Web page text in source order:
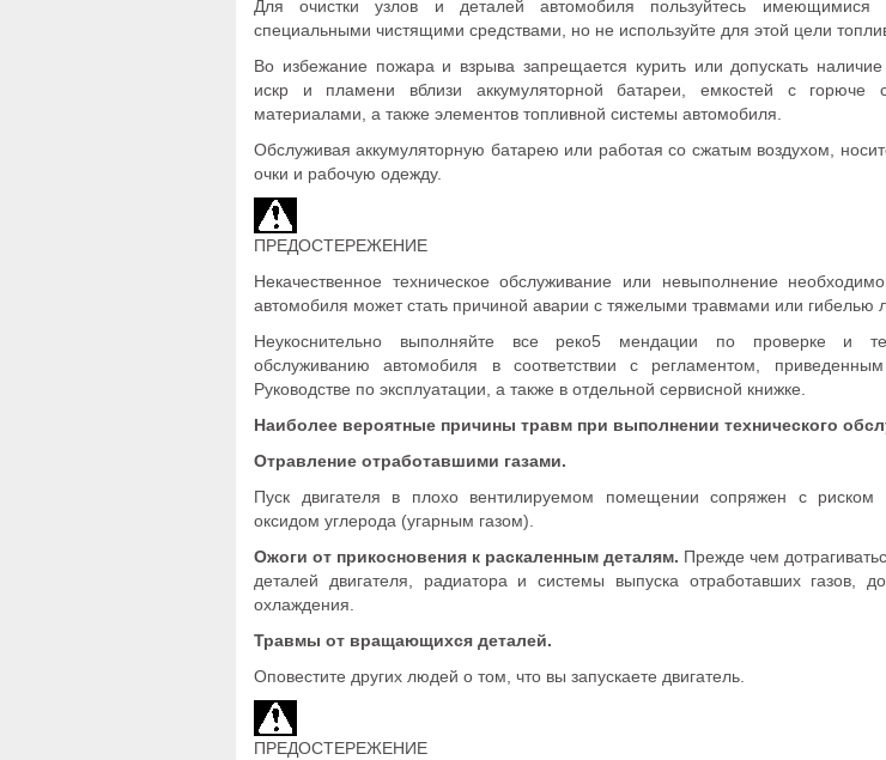
Для очистки узлов и деталей автомобиля пользуйтесь имеющимися
специальными чистящими средствами, но не используйте для этой цели
Во избежание пожара и взрыва запрещается курить или допускать наличие
искр и пламени вблизи аккумуляторной батареи, емкостей с горюче
материалами, а также элементов топливной системы автомобиля.
Обслуживая аккумуляторную батарею или работая со сжатым воздухом,
очки и рабочую одежду.
ПРЕДОСТЕРЕЖЕНИЕ
Некачественное техническое обслуживание или невыполнение
автомобиля может стать причиной аварии с тяжелыми травмами или гибелью
Неукоснительно выполняйте все реко5 мендации по проверке и
обслуживанию автомобиля в соответствии с регламентом,
Руководстве по эксплуатации, а также в отдельной сервисной книжке.
Наиболее вероятные причины травм при выполнении технического
Отравление отработавшими газами.
Пуск двигателя в плохо вентилируемом помещении сопряжен с риском
оксидом углерода (угарным газом).
Ожоги от прикосновения к раскаленным деталям. Прежде чем
деталей двигателя, радиатора и системы выпуска отработавших газов,
охлаждения.
Травмы от вращающихся деталей.
Оповестите других людей о том, что вы запускаете двигатель.
ПРЕДОСТЕРЕЖЕНИЕ